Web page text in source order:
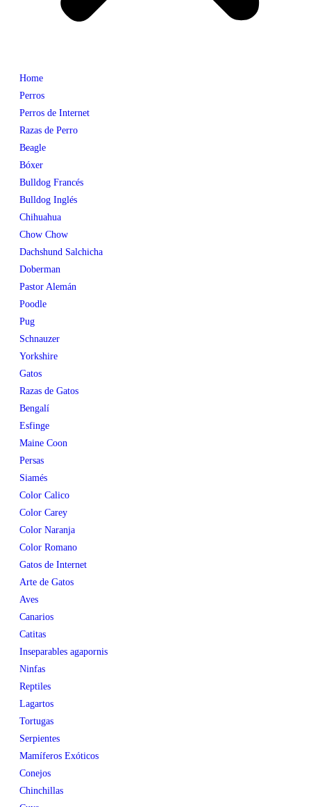
Home
Perros
Perros de Internet
Razas de Perro
Beagle
Bóxer
Bulldog Francés
Bulldog Inglés
Chihuahua
Chow Chow
Dachshund Salchicha
Doberman
Pastor Alemán
Poodle
Pug
Schnauzer
Yorkshire
Gatos
Razas de Gatos
Bengalí
Esfinge
Maine Coon
Persas
Siamés
Color Calico
Color Carey
Color Naranja
Color Romano
Gatos de Internet
Arte de Gatos
Aves
Canarios
Catitas
Inseparables agapornis
Ninfas
Reptiles
Lagartos
Tortugas
Serpientes
Mamíferos Exóticos
Conejos
Chinchillas